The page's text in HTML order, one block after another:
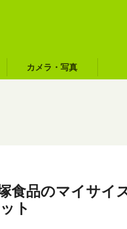
カメラ・写真
食品のマイサイ
ト